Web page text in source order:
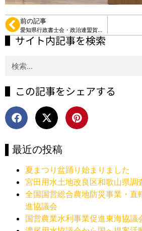
前の記事
愛知県行政書士会・政治連盟賀詞交歓会
▌サイト内記事を検索
▌この記事をシェアする
▌最近の投稿
夏まつり盆踊り始まりました
宮田用水土地改良区和歌山県調
全国国営総合農地防災事業・直
進協議会
国営農業水利事業促進東海協議